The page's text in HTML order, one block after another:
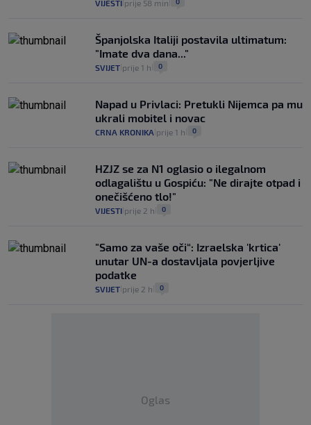
VIJESTI prije 58 min
Španjolska Italiji postavila ultimatum:
"Imate dva dana..."
SVIJET prije 1 h 0
Napad u Privlaci: Pretukli Nijemca pa mu
ukrali mobitel i novac
CRNA KRONIKA prije 1 h 0
HZJZ se za N1 oglasio o ilegalnom
odlagalištu u Gospiću: "Ne dirajte otpad i
onečišćeno tlo!"
VIJESTI prije 2 h 0
"Samo za vaše oči“: Izraelska 'krtica'
unutar UN-a dostavljala povjerljive
podatke
SVIJET prije 2 h 0
Oglas